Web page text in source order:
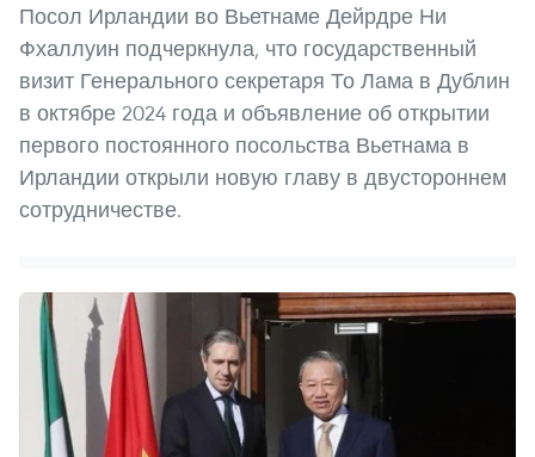
Посол Ирландии во Вьетнаме Дейрдре Ни
Фхаллуин подчеркнула, что государственный
визит Генерального секретаря То Лама в Дублин
в октябре 2024 года и объявление об открытии
первого постоянного посольства Вьетнама в
Ирландии открыли новую главу в двустороннем
сотрудничестве.